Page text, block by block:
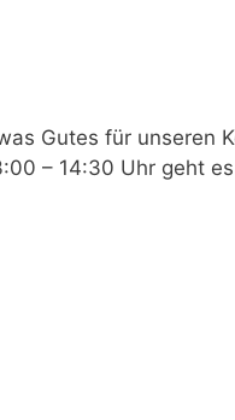
Gutes für unseren
– 14:30 Uhrgeht es